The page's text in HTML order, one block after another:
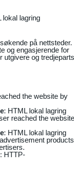
lokal lagring
på nettsteder.
og engasjerende for
utgivere og tredjeparts
the website by
: HTML lokal lagring
reached the website
: HTML lokal lagring
products
: HTTP-